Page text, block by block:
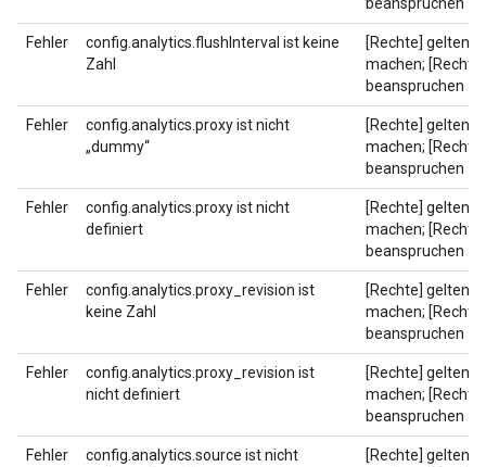
Fehler
config.analytics.flushInterval ist keine
Zahl
[Rechte] geltend
machen; [Rechte]
beanspruchen
Fehler
config.analytics.proxy ist nicht
„dummy“
[Rechte] geltend
machen; [Rechte]
beanspruchen
Fehler
config.analytics.proxy ist nicht
definiert
[Rechte] geltend
machen; [Rechte]
beanspruchen
Fehler
config.analytics.proxy_revision ist
keine Zahl
[Rechte] geltend
machen; [Rechte]
beanspruchen
Fehler
config.analytics.proxy_revision ist
nicht definiert
[Rechte] geltend
machen; [Rechte]
beanspruchen
Fehler
config.analytics.source ist nicht
[Rechte] geltend